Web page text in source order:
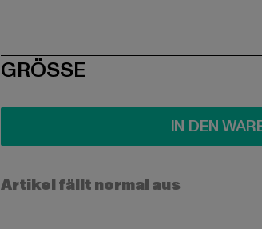
SIZE
GRÖSSE
IN DEN
Artikel fällt normal aus